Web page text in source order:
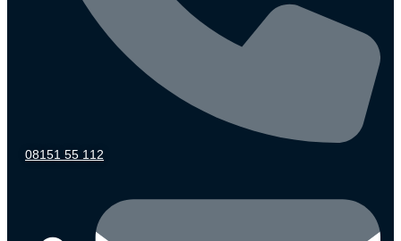
08151 55 112